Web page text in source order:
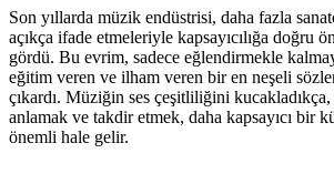
Son yıllarda müzik endüstrisi, daha fazla
açıkça ifade etmeleriyle kapsayıcılığa doğru
gördü. Bu evrim, sadece eğlendirmekle
eğitim veren ve ilham veren bir en neşeli
çıkardı. Müziğin ses çeşitliliğini
anlamak ve takdir etmek, daha kapsayıcı bir
önemli hale gelir.